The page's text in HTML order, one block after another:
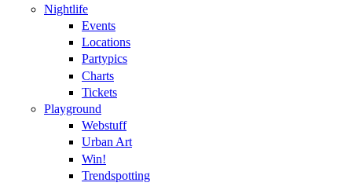
Nightlife
Events
Locations
Partypics
Charts
Tickets
Playground
Webstuff
Urban Art
Win!
Trendspotting